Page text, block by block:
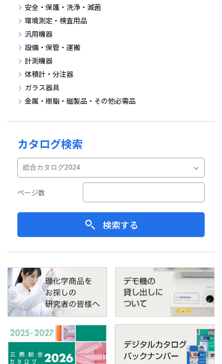
安全・保護・洗浄・滅菌
環境測定・検査用品
汎用機器
設備・保管・運搬
計測機器
体積計・分注器
ガラス器具
金属・樹脂・磁製品・その他必需品
カタログ検索
ページ数
検索する